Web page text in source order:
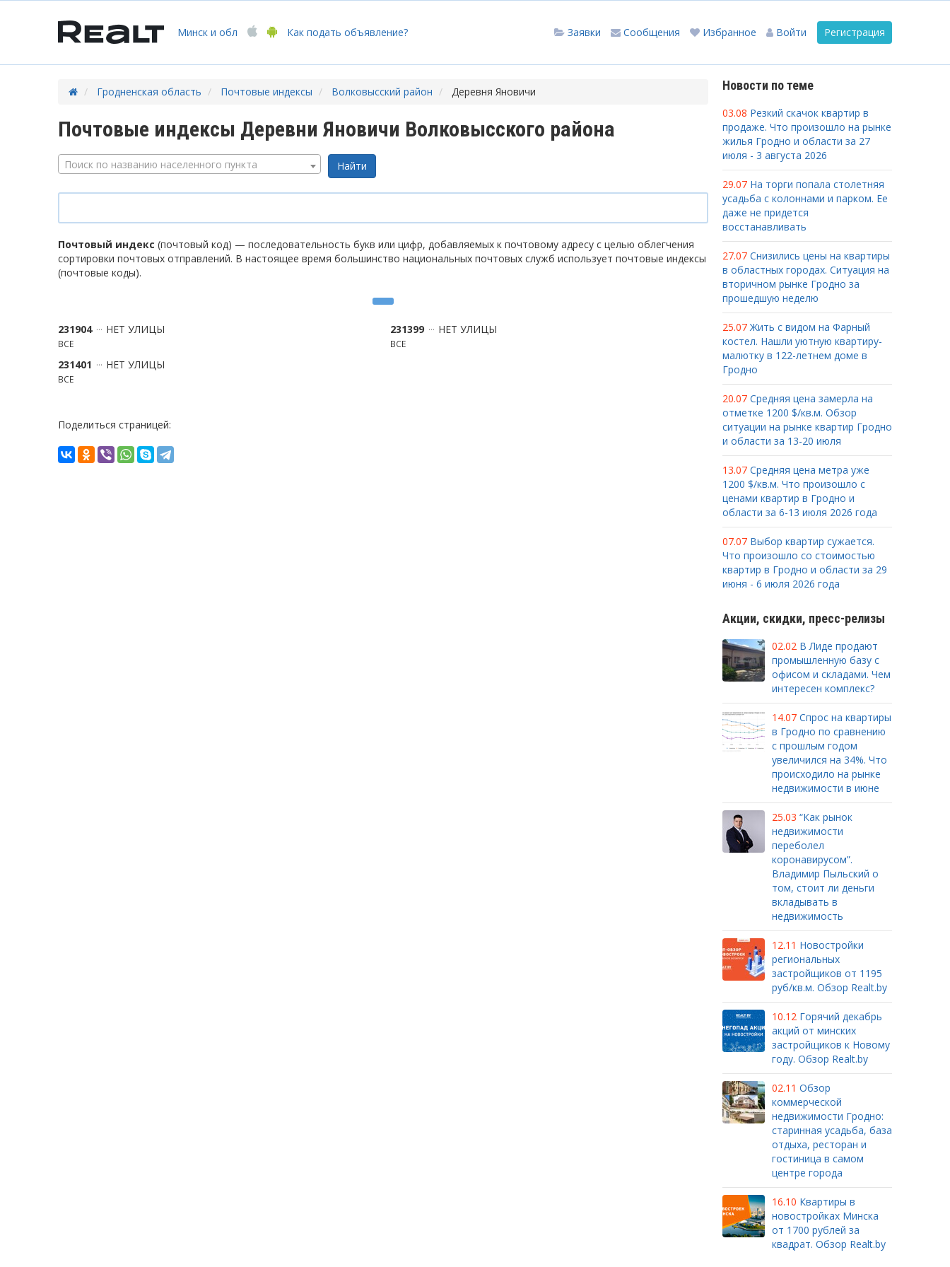
Минск и обл Как подать объявление? Регистрация
Войти
Избранное
Сообщения
Заявки
Гродненская область Почтовые индексы Волковысский район Деревня Яновичи
Почтовые индексы Деревни Яновичи Волковысского района
Поиск по названию населенного пункта
Почтовый индекс (почтовый код) — последовательность букв или цифр, добавляемых к почтовому адресу с целью облегчения
сортировки почтовых отправлений. В настоящее время большинство национальных почтовых служб использует почтовые индексы
(почтовые коды).
231904 НЕТ УЛИЦЫ
ВСЕ
231399 НЕТ УЛИЦЫ
ВСЕ
231401 НЕТ УЛИЦЫ
ВСЕ
Поделиться страницей:
Новости по теме
03.08 Резкий скачок квартир в
продаже. Что произошло на рынке
жилья Гродно и области за 27
июля - 3 августа 2026
29.07 На торги попала столетняя
усадьба с колоннами и парком. Ее
даже не придется
восстанавливать
27.07 Снизились цены на квартиры
в областных городах. Ситуация на
вторичном рынке Гродно за
прошедшую неделю
25.07 Жить с видом на Фарный
костел. Нашли уютную квартиру-
малютку в 122-летнем доме в
Гродно
20.07 Средняя цена замерла на
отметке 1200 $/кв.м. Обзор
ситуации на рынке квартир Гродно
и области за 13-20 июля
13.07 Средняя цена метра уже
1200 $/кв.м. Что произошло с
ценами квартир в Гродно и
области за 6-13 июля 2026 года
07.07 Выбор квартир сужается.
Что произошло со стоимостью
квартир в Гродно и области за 29
июня - 6 июля 2026 года
Акции, скидки, пресс-релизы
02.02 В Лиде продают
промышленную базу с
офисом и складами. Чем
интересен комплекс?
14.07 Спрос на квартиры
в Гродно по сравнению
с прошлым годом
увеличился на 34%. Что
происходило на рынке
недвижимости в июне
25.03 “Как рынок
недвижимости
переболел
коронавирусом”.
Владимир Пыльский о
том, стоит ли деньги
вкладывать в
недвижимость
12.11 Новостройки
региональных
застройщиков от 1195
руб/кв.м. Обзор Realt.by
10.12 Горячий декабрь
акций от минских
застройщиков к Новому
году. Обзор Realt.by
02.11 Обзор
коммерческой
недвижимости Гродно:
старинная усадьба, база
отдыха, ресторан и
гостиница в самом
центре города
16.10 Квартиры в
новостройках Минска
от 1700 рублей за
квадрат. Обзор Realt.by